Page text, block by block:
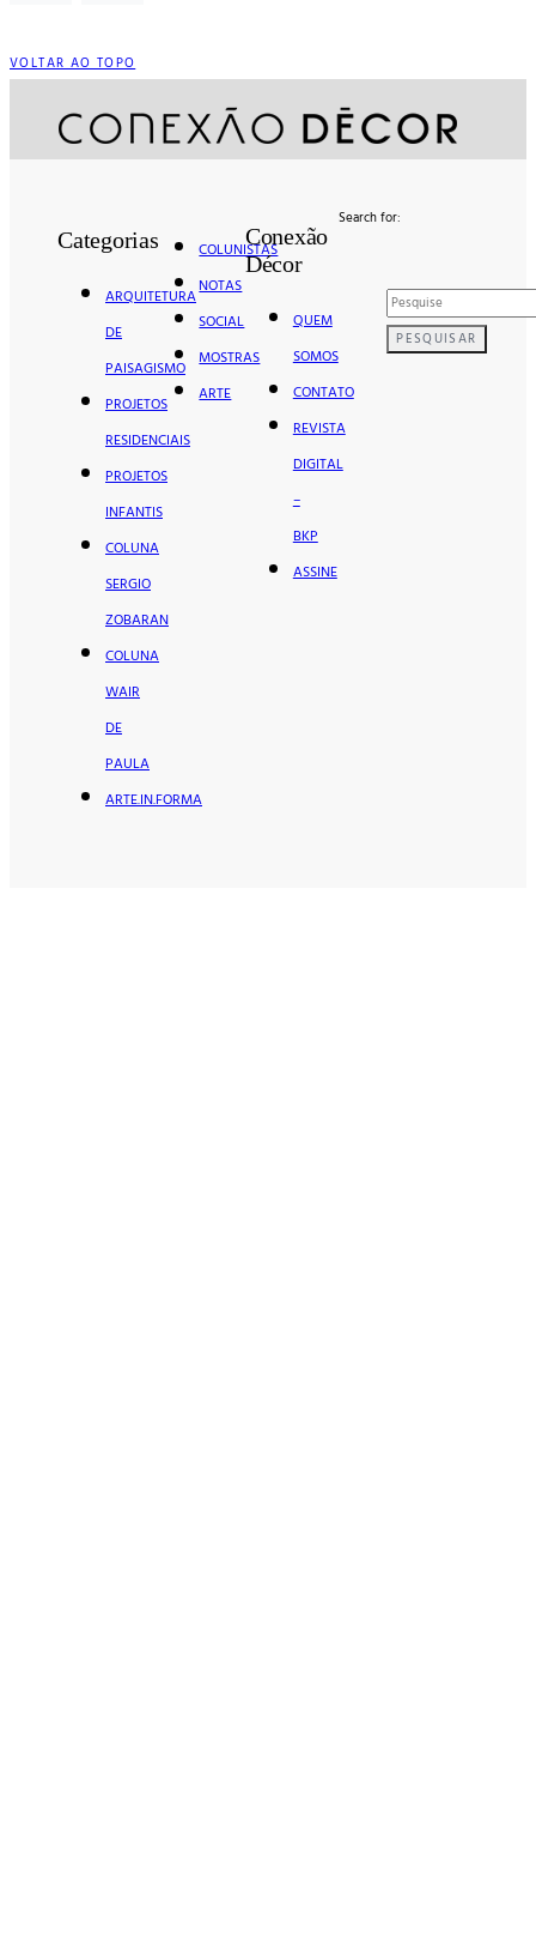
VOLTAR AO TOPO
Categorias
ARQUITETURA
DE
PAISAGISMO
PROJETOS
RESIDENCIAIS
PROJETOS
INFANTIS
COLUNA
SERGIO
ZOBARAN
COLUNA
WAIR
DE
PAULA
ARTE.IN.FORMA
COLUNISTAS
NOTAS
SOCIAL
MOSTRAS
ARTE
Conexão
Décor
QUEM
SOMOS
CONTATO
REVISTA
DIGITAL
–
BKP
ASSINE
Search for:
PESQUISAR